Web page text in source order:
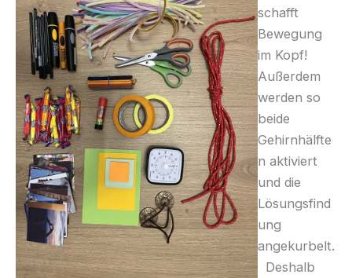
schafft
Bewegung
im Kopf!
Außerdem
werden so
beide
Gehirnhälfte
n aktiviert
und die
Lösungsfind
ung
angekurbelt.
Deshalb